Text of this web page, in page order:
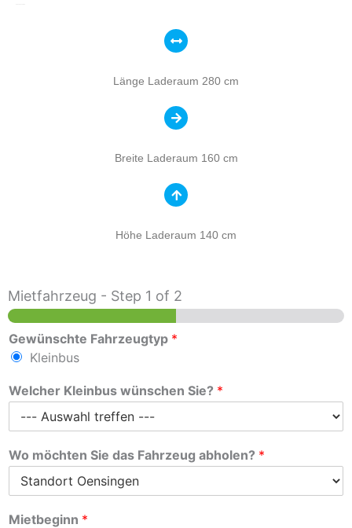
Länge Laderaum 280 cm
Breite Laderaum 160 cm
Höhe Laderaum 140 cm
Mietfahrzeug - Step 1 of 2
Gewünschte Fahrzeugtyp *
Kleinbus
Welcher Kleinbus wünschen Sie? *
Wo möchten Sie das Fahrzeug abholen? *
Mietbeginn *